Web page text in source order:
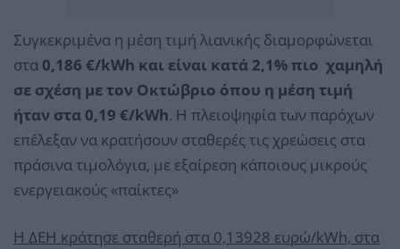
Συγκεκριμένα η μέση τιμή λιανικής διαμορφώνεται
στα 0,186 €/kWh και είναι κατά 2,1% πιο χαμηλή
σε σχέση με τον Οκτώβριο όπου η μέση τιμή
ήταν στα 0,19 €/kWh. Η πλειοψηφία των παρόχων
επέλεξαν να κρατήσουν σταθερές τις χρεώσεις στα
πράσινα τιμολόγια, με εξαίρεση κάποιους μικρούς
ενεργειακούς «παίκτες»
Η ΔΕΗ κράτησε σταθερή στα 0,13928 ευρώ/kWh, στα